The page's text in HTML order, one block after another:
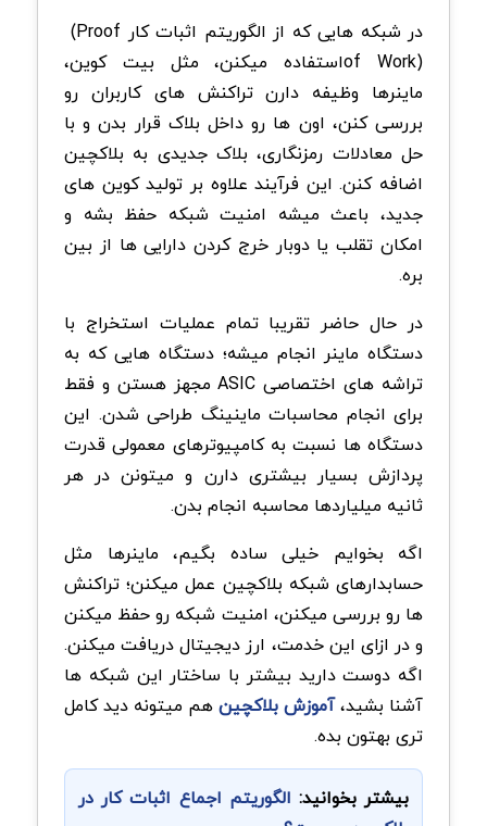
در شبکه هایی که از الگوریتم اثبات کار (Proof
of Work)استفاده میکنن، مثل بیت کوین،
ماینرها وظیفه دارن تراکنش های کاربران رو
بررسی کنن، اون ها رو داخل بلاک قرار بدن و با
حل معادلات رمزنگاری، بلاک جدیدی به بلاکچین
اضافه کنن. این فرآیند علاوه بر تولید کوین های
جدید، باعث میشه امنیت شبکه حفظ بشه و
امکان تقلب یا دوبار خرج کردن دارایی ها از بین
بره.
در حال حاضر تقریبا تمام عملیات استخراج با
دستگاه ماینر انجام میشه؛ دستگاه هایی که به
تراشه های اختصاصیASIC مجهز هستن و فقط
برای انجام محاسبات ماینینگ طراحی شدن. این
دستگاه ها نسبت به کامپیوترهای معمولی قدرت
پردازش بسیار بیشتری دارن و میتونن در هر
ثانیه میلیاردها محاسبه انجام بدن.
اگه بخوایم خیلی ساده بگیم، ماینرها مثل
حسابدارهای شبکه بلاکچین عمل میکنن؛ تراکنش
ها رو بررسی میکنن، امنیت شبکه رو حفظ میکنن
و در ازای این خدمت، ارز دیجیتال دریافت میکنن.
اگه دوست دارید بیشتر با ساختار این شبکه ها
آشنا بشید،آموزش بلاکچینهم میتونه دید کامل
تری بهتون بده.
بیشتر بخوانید: الگوریتم اجماع اثبات کار در